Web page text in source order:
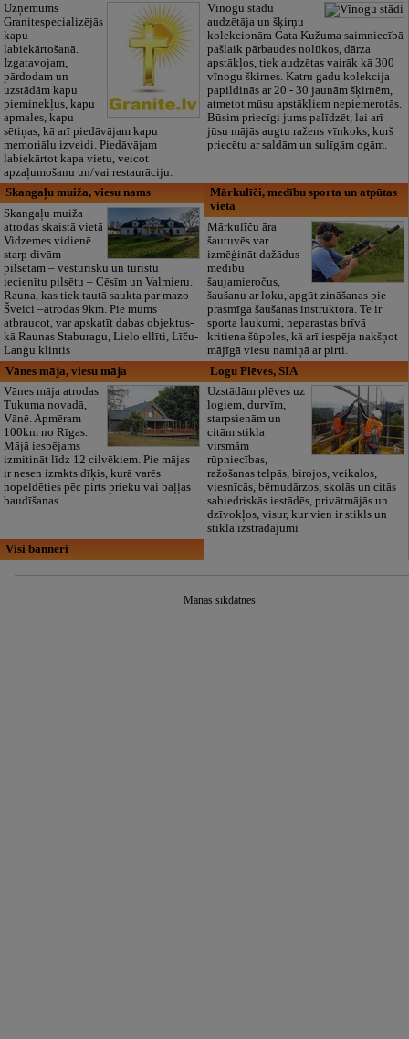
Uzņēmums
Granitespecializējās
kapu
labiekārtošanā.
Izgatavojam,
pārdodam un
uzstādām kapu
pieminekļus, kapu
apmales, kapu
sētiņas, kā arī piedāvājam kapu
memoriālu izveidi. Piedāvājam
labiekārtot kapa vietu, veicot
apzaļumošanu un/vai restaurāciju.
Vīnogu stādu
audzētāja un šķirņu
kolekcionāra Gata Kužuma saimniecībā
pašlaik pārbaudes nolūkos, dārza
apstākļos, tiek audzētas vairāk kā 300
vīnogu škirnes. Katru gadu kolekcija
papildinās ar 20 - 30 jaunām šķirnēm,
atmetot mūsu apstākļiem nepiemerotās.
Būsim priecīgi jums palīdzēt, lai arī
jūsu mājās augtu ražens vīnkoks, kurš
priecētu ar saldām un sulīgām ogām.
Skangaļu muiža, viesu nams
Skangaļu muiža
atrodas skaistā vietā
Vidzemes vidienē
starp divām
pilsētām – vēsturisku un tūristu
iecienītu pilsētu – Cēsīm un Valmieru.
Rauna, kas tiek tautā saukta par mazo
Šveici –atrodas 9km. Pie mums
atbraucot, var apskatīt dabas objektus-
kā Raunas Staburagu, Lielo ellīti, Līču-
Lanģu klintis
Mārkulīči, medību sporta un atpūtas
vieta
Mārkulīču āra
šautuvēs var
izmēģināt dažādus
medību
šaujamieročus,
šaušanu ar loku, apgūt zināšanas pie
prasmīga šaušanas instruktora. Te ir
sporta laukumi, neparastas brīvā
kritiena šūpoles, kā arī iespēja nakšņot
mājīgā viesu namiņā ar pirti.
Vānes māja, viesu māja
Vānes māja atrodas
Tukuma novadā,
Vānē. Apmēram
100km no Rīgas.
Mājā iespējams
izmitināt līdz 12 cilvēkiem. Pie mājas
ir nesen izrakts dīķis, kurā varēs
nopeldēties pēc pirts prieku vai baļļas
baudīšanas.
Logu Plēves, SIA
Uzstādām plēves uz
logiem, durvīm,
starpsienām un
citām stikla
virsmām
rūpniecības,
ražošanas telpās, birojos, veikalos,
viesnīcās, bērnudārzos, skolās un citās
sabiedriskās iestādēs, privātmājās un
dzīvokļos, visur, kur vien ir stikls un
stikla izstrādājumi
Visi banneri
Manas sīkdatnes